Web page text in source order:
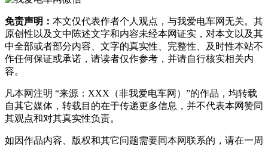
免责声明： 本文仅代表作者个人观点，与我爱电车网无关。其
原创性以及文中陈述文字和内容未经本网证实，对本文以及其
中全部或者部分内容、文字的真实性、完整性、及时性本站不
作任何保证或承诺，请读者仅作参考，并请自行核实相关内
容。
凡本网注明 “来源：XXX（非我爱电车网）”的作品，均转载
自其它媒体，转载目的在于传递更多信息，并不代表本网赞同
其观点和对其真实性负责。
如因作品内容、版权和其它问题需要同本网联系的，请在一周